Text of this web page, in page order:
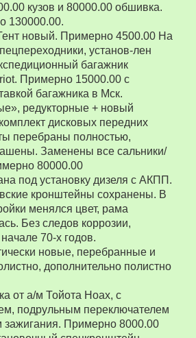
кузов и 80000.00 обшивка.
130000.00.
новый. Примерно 4500.00 На
установ-лен
багажник
Примерно 15000.00 с
багажника в Мск.
редукторные + новый
дисковых передних
перебраны полностью,
Заменены все сальники/
80000.00
под установку дизеля с АКПП.
кронштейны сохранены. В
менялся цвет, рама
Без следов коррозии,
70-х годов.
новые, перебранные и
дополнительно полистно
от а/м Тойота Ноах, с
подрульным переключателем
Примерно 8000.00